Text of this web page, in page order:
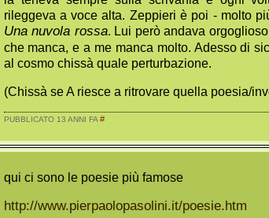
rileggeva a voce alta. Zeppieri è poi - molto
Una nuvola rossa. Lui però andava
che manca, e a me manca molto. Adesso di
al cosmo chissà quale perturbazione.
(Chissà se A riesce a ritrovare quella poesia/
PUBBLICATO 13 ANNI FA #
qui ci sono le poesie più famose
http://www.pierpaolopasolini.it/poesie.htm